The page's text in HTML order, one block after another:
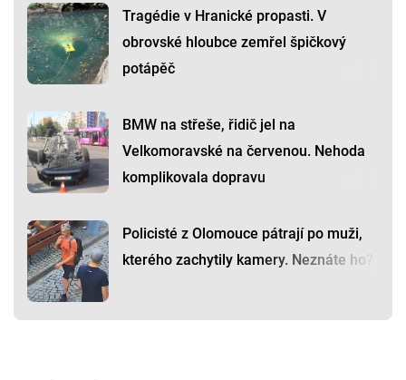
Tragédie v Hranické propasti. V
obrovské hloubce zemřel špičkový
potápěč
BMW na střeše, řidič jel na
Velkomoravské na červenou. Nehoda
komplikovala dopravu
Policisté z Olomouce pátrají po muži,
kterého zachytily kamery. Neznáte ho?